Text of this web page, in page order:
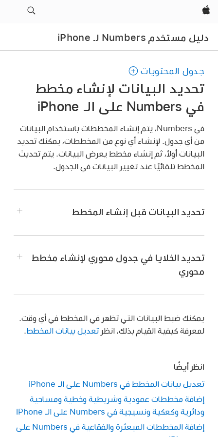
Apple‏
دليل مستخدم Numbers لـ iPhone
جدول المحتويات
تحديد البيانات لإنشاء مخطط
في Numbers على الـ iPhone
في Numbers، يتم إنشاء المخططات باستخدام البيانات
من أي جدول. لإنشاء أي نوع من المخططات، يمكنك تحديد
البيانات أولاً، ثم إنشاء مخطط يعرض البيانات. يتم تحديث
المخطط تلقائيًا عند تغيير البيانات في الجدول.
تحديد البيانات قبل إنشاء المخطط
على البيانات المراد استخدامها. إذا كنت تريد إضافة
بيانات من صف أو عمود بالكامل، فاضغط على الجدول،
تحديد عمود لرسم نتائج العمليات الحسابية في صف
الملخص.
المصنف، تأكد من أن أول خلية تحددها ليست في صف
فسيتم رسم البيانات من المجموعات المرئية فقط.
اضغط على
في الجزء السفلي من الشاشة، ثم
اضغط على إنشاء مخطط جديد.
تحديد الخلايا في جدول محوري لإنشاء مخطط
محوري
يمكنك ضبط البيانات التي تظهر في المخطط في أي وقت.
لمعرفة كيفية القيام بذلك، انظر تعديل بيانات المخطط
انظر أيضًا
تعديل بيانات المخطط في Numbers على الـ iPhone
إضافة مخططات عمودية وشريطية وخطية ومساحية
ودائرية وكعكية ونسيجية في Numbers على الـ iPhone
إضافة المخططات المبعثرة والفقاعية في Numbers على